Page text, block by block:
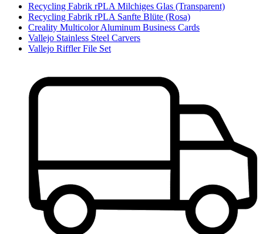
Recycling Fabrik rPLA Milchiges Glas (Transparent)
Recycling Fabrik rPLA Sanfte Blüte (Rosa)
Creality Multicolor Aluminum Business Cards
Vallejo Stainless Steel Carvers
Vallejo Riffler File Set